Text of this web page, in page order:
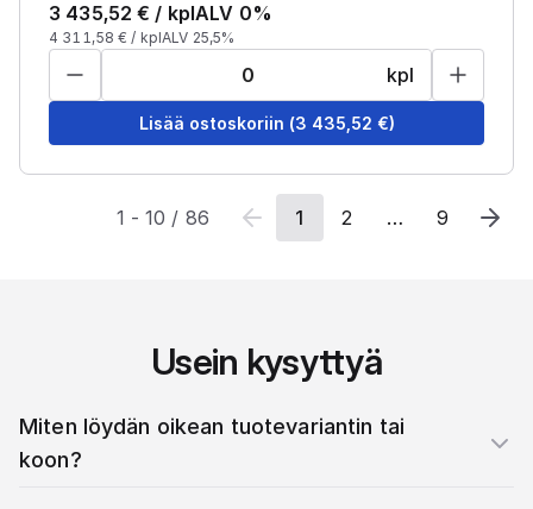
3 435,52 € / kplALV 0%
4 311,58 € / kplALV 25,5%
kpl
Lisää ostoskoriin (3 435,52 €)
1 -10 / 86 1 2 … 9
Usein kysyttyä
Miten löydän oikean tuotevariantin tai
koon?